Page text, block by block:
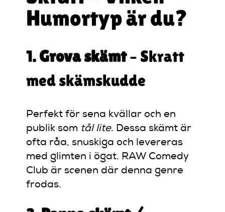
Humortyp är du?
1.Grova skämt– Skratt
med skämskudde
Perfekt för sena kvällar och en
publik som tål lite. Dessa skämt är
ofta råa, snuskiga och levereras
med glimten i ögat. RAW Comedy
Club är scenen där denna genre
frodas.